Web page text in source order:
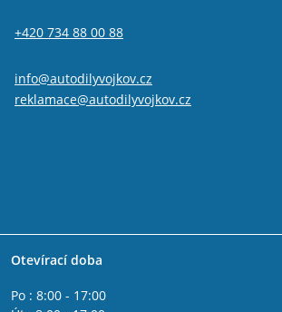
+420 734 88 00 88
info@autodilyvojkov.cz
reklamace@autodilyvojkov.cz
Otevírací doba
Po : 8:00 - 17:00